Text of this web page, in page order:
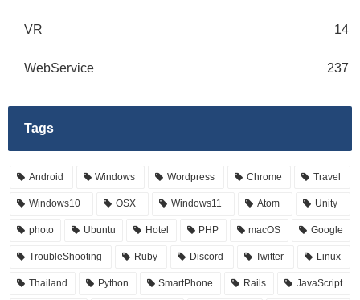
VR 14
WebService 237
Tags
Android Windows Wordpress Chrome Travel
Windows10 OSX Windows11 Atom Unity
photo Ubuntu Hotel PHP macOS Google
TroubleShooting Ruby Discord Twitter Linux
Thailand Python SmartPhone Rails JavaScript